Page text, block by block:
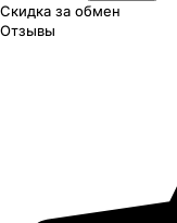
Скидка за обмен
Отзывы